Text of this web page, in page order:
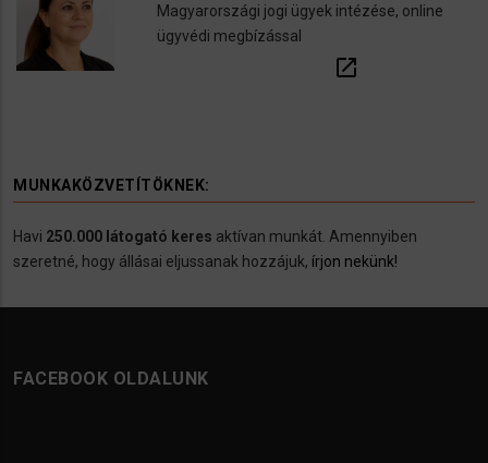
Magyarországi jogi ügyek intézése, online
ügyvédi megbízással
open_in_new
MUNKAKÖZVETÍTÖKNEK:
Havi 250.000 látogató keres aktívan munkát. Amennyiben
szeretné, hogy állásai eljussanak hozzájuk, írjon nekünk!
FACEBOOK OLDALUNK